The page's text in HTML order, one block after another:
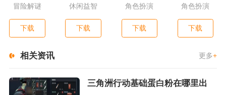
冒险解谜
下载
休闲益智
下载
角色扮演
下载
角色扮演
下载
相关资讯 更多+
三角洲行动基础蛋白粉在哪里出